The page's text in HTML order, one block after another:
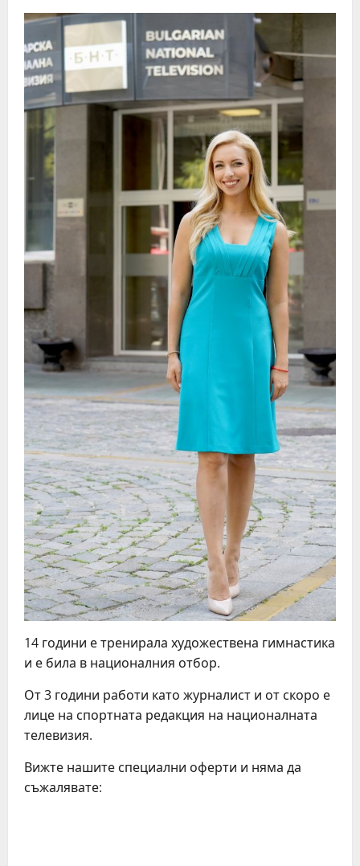
14 години е тренирала художествена гимнастика
и е била в националния отбор.
От 3 години работи като журналист и от скоро е
лице на спортната редакция на националната
телевизия.
Вижте нашите специални оферти и няма да
съжалявате: